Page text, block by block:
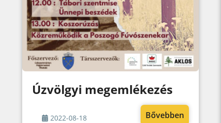
Úzvölgyi megemlékezés
2022-08-18 Bővebben